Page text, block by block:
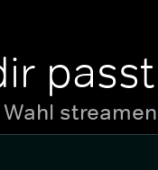
passt
streamen